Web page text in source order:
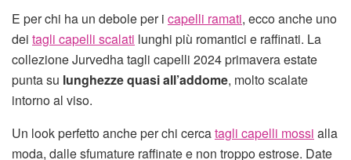
E per chi ha un debole per i capelli ramati, ecco anche uno
dei tagli capelli scalati lunghi più romantici e raffinati. La
collezione Jurvedha tagli capelli 2024 primavera estate
punta su lunghezze quasi all’addome, molto scalate
intorno al viso.
Un look perfetto anche per chi cercatagli capelli mossi alla
moda, dalle sfumature raffinate e non troppo estrose. Date